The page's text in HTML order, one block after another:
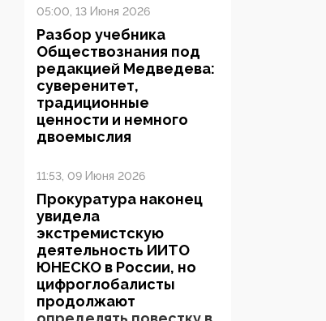
05:00, 13 Июня 2026
Разбор учебника
Обществознания под
редакцией Медведева:
суверенитет,
традиционные
ценности и немного
двоемыслия
11:53, 09 Июня 2026
Прокуратура наконец
увидела
экстремистскую
деятельность ИИТО
ЮНЕСКО в России, но
цифроглобалисты
продолжают